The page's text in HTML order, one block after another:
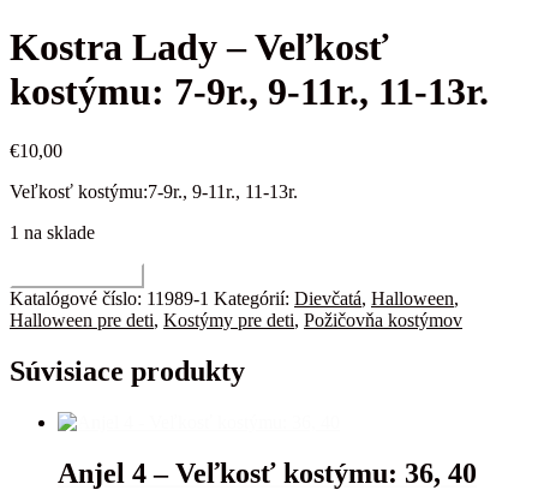
Kostra Lady – Veľkosť
kostýmu: 7-9r., 9-11r., 11-13r.
€10,00
Veľkosť kostýmu:7-9r., 9-11r., 11-13r.
1 na sklade
Kostra
Lady
Veľkosť
kostýmu:
Katalógové číslo: 11989-1 Kategórií: Dievčatá, Halloween,
Halloween pre deti, Kostýmy pre deti, Požičovňa kostýmov
Súvisiace produkty
Anjel 4 – Veľkosť kostýmu: 36, 40